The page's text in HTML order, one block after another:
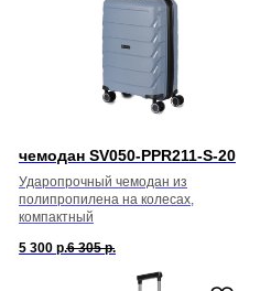
чемодан SV050-PPR211-S-20
Ударопрочный чемодан из
полипропилена на колесах,
компактный
5 300 р.6 305 р.